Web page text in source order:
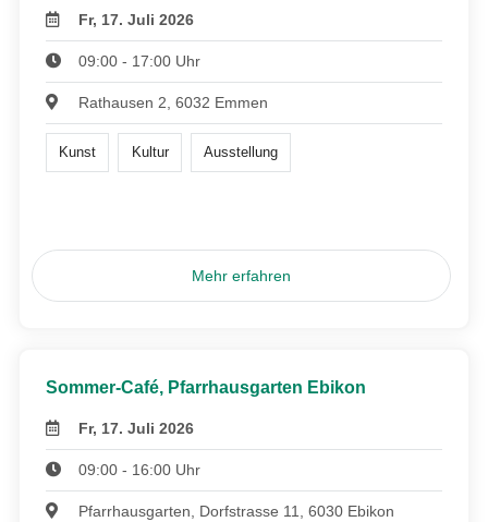
Fr, 17. Juli 2026
09:00 - 17:00 Uhr
Rathausen 2, 6032 Emmen
Kunst Kultur Ausstellung
Mehr erfahren
Sommer-Café, Pfarrhausgarten Ebikon
Fr, 17. Juli 2026
09:00 - 16:00 Uhr
Pfarrhausgarten, Dorfstrasse 11, 6030 Ebikon